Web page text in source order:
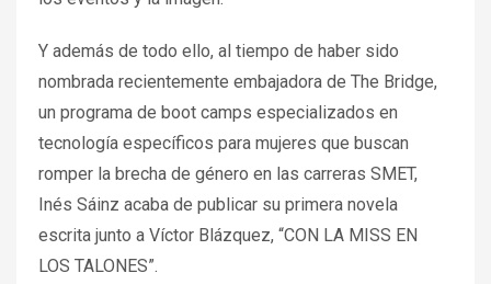
Y además de todo ello, al tiempo de haber sido
nombrada recientemente embajadora de The Bridge,
un programa de boot camps especializados en
tecnología específicos para mujeres que buscan
romper la brecha de género en las carreras SMET,
Inés Sáinz acaba de publicar su primera novela
escrita junto a Víctor Blázquez, “CON LA MISS EN
LOS TALONES”.